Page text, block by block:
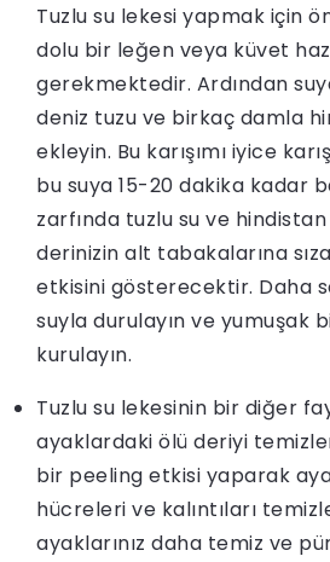
Tuzlu su lekesi yapmak için
dolu bir leğen veya küvet
gerekmektedir. Ardından
deniz tuzu ve birkaç damla
ekleyin. Bu karışımı iyice
bu suya 15-20 dakika kadar
zarfında tuzlu su ve
derinizin alt tabakalarına
etkisini gösterecektir. Daha
suyla durulayın ve yumuşak
kurulayın.
Tuzlu su lekesinin bir diğer
ayaklardaki ölü deriyi
bir peeling etkisi yaparak
hücreleri ve kalıntıları
ayaklarınız daha temiz ve